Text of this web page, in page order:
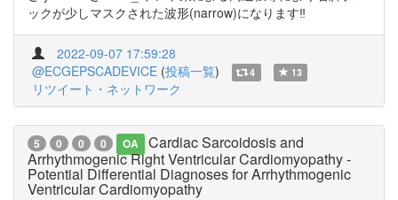
ックが少しマスクされた波形(narrow)になります‼️
2022-09-07 17:59:28
@ECGEPSCADEVICE (投稿一覧) 4 13
リツイート・ネットワーク
5 0 0 0 OA
Cardiac Sarcoidosis and
Arrhythmogenic Right Ventricular Cardiomyopathy -
Potential Differential Diagnoses for Arrhythmogenic
Ventricular Cardiomyopathy